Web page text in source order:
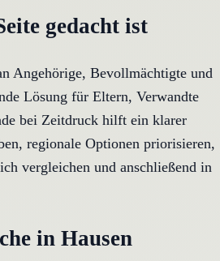
gedacht ist
Angehörige, Bevollmächtigte und
Lösung für Eltern, Verwandte
bei Zeitdruck hilft ein klarer
regionale Optionen priorisieren,
vergleichen und anschließend in
in Hausen